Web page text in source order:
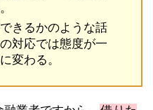
きるかのような話
対応では態度が一
変わる。